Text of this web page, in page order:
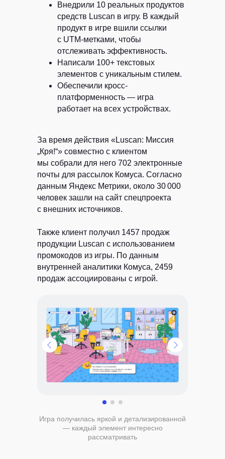
Внедрили 10 реальных продуктов
средств Luscan в игру. В каждый
продукт в игре вшили ссылки
с UTM-метками, чтобы
отслеживать эффективность.
Написали 100+ текстовых
элементов с уникальным стилем.
Обеспечили кросс-
платформенность — игра
работает на всех устройствах.
За время действия «Luscan: Миссия
„Кря!“» совместно с клиентом
мы собрали для него 702 электронные
почты для рассылок Комуса. Согласно
данным Яндекс Метрики, около 30 000
человек зашли на сайт спецпроекта
с внешних источников.
Также клиент получил 1457 продаж
продукции Luscan с использованием
промокодов из игры. По данным
внутренней аналитики Комуса, 2459
продаж ассоциированы с игрой.
Игра получилась яркой и детализированной
— каждый элемент интересно
рассматривать